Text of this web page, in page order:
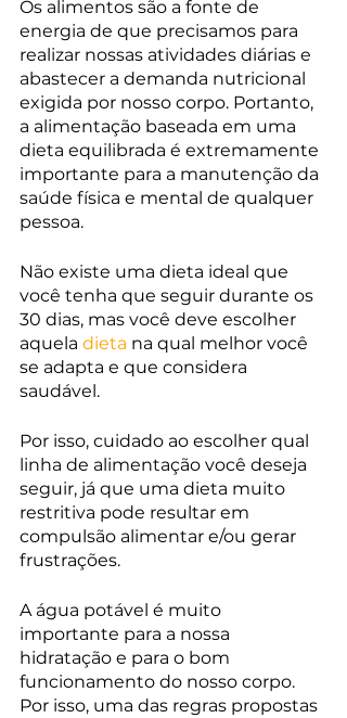
Os alimentos são a fonte de
energia de que precisamos para
realizar nossas atividades diárias e
abastecer a demanda nutricional
exigida por nosso corpo. Portanto,
a alimentação baseada em uma
dieta equilibrada é extremamente
importante para a manutenção da
saúde física e mental de qualquer
pessoa.
Não existe uma dieta ideal que
você tenha que seguir durante os
30 dias, mas você deve escolher
aquela dieta na qual melhor você
se adapta e que considera
saudável.
Por isso, cuidado ao escolher qual
linha de alimentação você deseja
seguir, já que uma dieta muito
restritiva pode resultar em
compulsão alimentar e/ou gerar
frustrações.
A água potável é muito
importante para a nossa
hidratação e para o bom
funcionamento do nosso corpo.
Por isso, uma das regras propostas